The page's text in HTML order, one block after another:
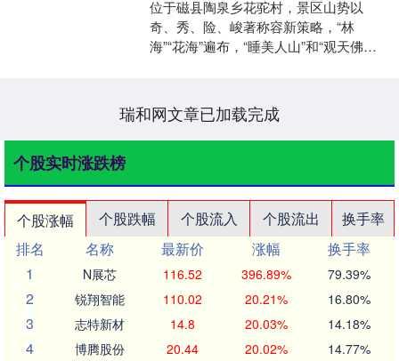
位于磁县陶泉乡花驼村，景区山势以
奇、秀、险、峻著称容新策略，“林
海”“花海”遍布，“睡美人山”和“观天佛
瑞和网文章已加载完成
个股实时涨跌榜
个股涨幅 个股跌幅 个股流入 个股流出
换手率
排名
名称 最新价 涨幅
换手率
1
N展芯 116.52 396.89% 79.39%
2 锐翔智能 110.02 20.21% 16.80%
3 志特新材 14.8 20.03% 14.18%
4 博腾股份 20.44 20.02% 14.77%